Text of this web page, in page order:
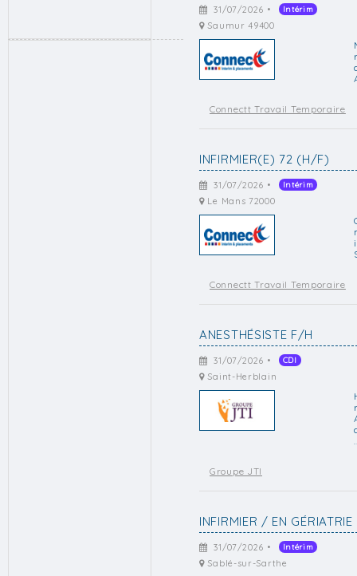
31/07/2026 • Intérim
Saumur 49400
Connectt Travail Temporaire
INFIRMIER(E) 72 (H/F)
31/07/2026 • Intérim
Le Mans 72000
Connectt Travail Temporaire
ANESTHÉSISTE F/H
31/07/2026 • CDI
Saint-Herblain
Groupe JTI
INFIRMIER / EN
31/07/2026 • Intérim
Sablé-sur-Sarthe